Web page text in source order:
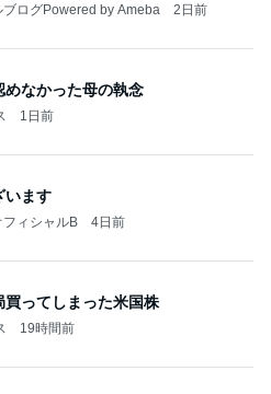
ログPowered by Ameba 2日前
めなかった母の執念
1日前
います
ィシャルB 4日前
買ってしまった米国株
19時間前